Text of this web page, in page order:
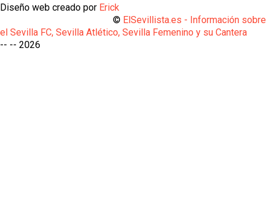
Diseño web creado por Erick
© ElSevillista.es - Información sobre
el Sevilla FC, Sevilla Atlético, Sevilla Femenino y su Cantera
-- -- 2026